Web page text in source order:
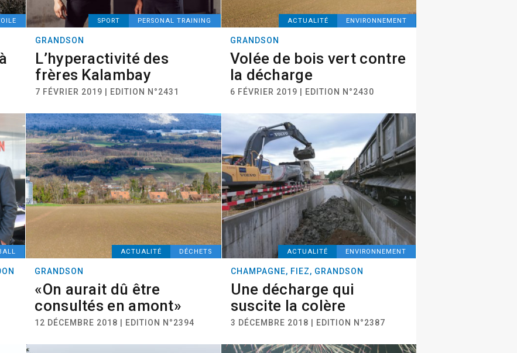
SPORT PERSONAL TRAINING
GRANDSON
L’hyperactivité des
frères Kalambay
7 FÉVRIER 2019 | EDITION N°2431
ACTUALITÉ ENVIRONNEMENT
GRANDSON
Volée de bois vert contre
la décharge
6 FÉVRIER 2019 | EDITION N°2430
ACTUALITÉ DÉCHETS
GRANDSON
«On aurait dû être
consultés en amont»
12 DÉCEMBRE 2018 | EDITION N°2394
ACTUALITÉ ENVIRONNEMENT
CHAMPAGNE, FIEZ, GRANDSON
Une décharge qui
suscite la colère
3 DÉCEMBRE 2018 | EDITION N°2387